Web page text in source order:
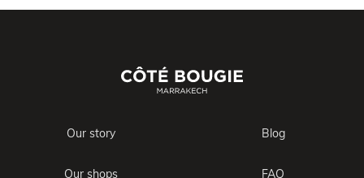
Our story Blog
Our shops FAQ